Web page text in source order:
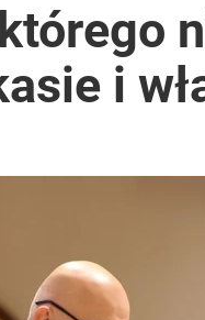
i